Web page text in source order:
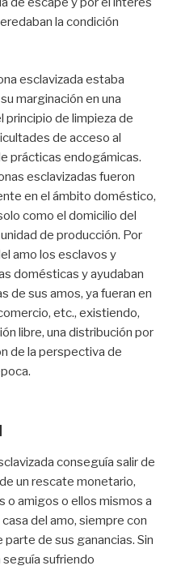
la condición
esclavizada estaba
marginación en una
principio de limpieza de
de acceso al
prácticas endogámicas.
esclavizadas fueron
en el ámbito doméstico,
como el domicilio del
de producción. Por
amo los esclavos y
domésticas y ayudaban
de sus amos, ya fueran en
etc., existiendo,
libre, una distribución por
de la perspectiva de
conseguía salir de
un rescate monetario,
o amigos o ellos mismos a
del amo, siempre con
de sus ganancias. Sin
sufriendo